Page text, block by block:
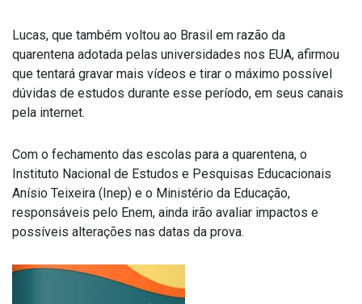
Lucas, que também voltou ao Brasil em razão da
quarentena adotada pelas universidades nos EUA, afirmou
que tentará gravar mais vídeos e tirar o máximo possível
dúvidas de estudos durante esse período, em seus canais
pela internet.
Com o fechamento das escolas para a quarentena, o
Instituto Nacional de Estudos e Pesquisas Educacionais
Anísio Teixeira (Inep) e o Ministério da Educação,
responsáveis pelo Enem, ainda irão avaliar impactos e
possíveis alterações nas datas da prova.